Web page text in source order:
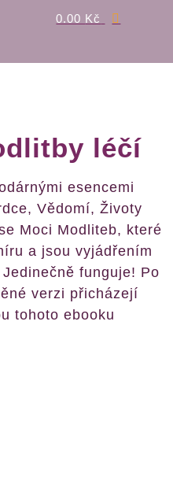
0.00 Kč
léčí
esencemi
Vědomí, Životy
Moci Modliteb, které
a jsou vyjádřením
funguje! Po
verzi přicházejí
tohoto ebooku